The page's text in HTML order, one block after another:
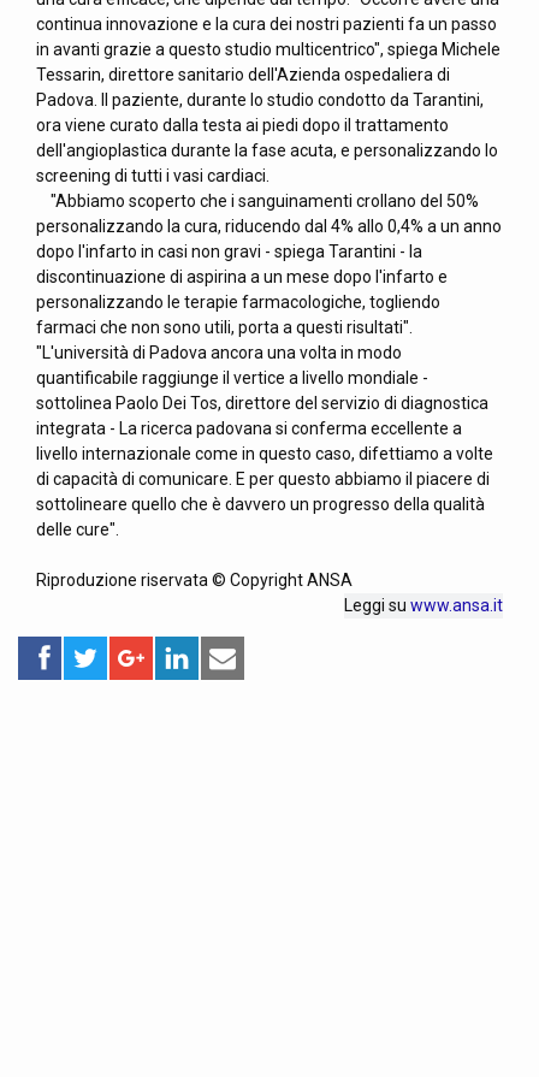
continua innovazione e la cura dei nostri pazienti fa un passo
in avanti grazie a questo studio multicentrico", spiega Michele
Tessarin, direttore sanitario dell'Azienda ospedaliera di
Padova. Il paziente, durante lo studio condotto da Tarantini,
ora viene curato dalla testa ai piedi dopo il trattamento
dell'angioplastica durante la fase acuta, e personalizzando lo
screening di tutti i vasi cardiaci.
"Abbiamo scoperto che i sanguinamenti crollano del 50%
personalizzando la cura, riducendo dal 4% allo 0,4% a un anno
dopo l'infarto in casi non gravi - spiega Tarantini - la
discontinuazione di aspirina a un mese dopo l'infarto e
personalizzando le terapie farmacologiche, togliendo
farmaci che non sono utili, porta a questi risultati".
"L'università di Padova ancora una volta in modo
quantificabile raggiunge il vertice a livello mondiale -
sottolinea Paolo Dei Tos, direttore del servizio di diagnostica
integrata - La ricerca padovana si conferma eccellente a
livello internazionale come in questo caso, difettiamo a volte
di capacità di comunicare. E per questo abbiamo il piacere di
sottolineare quello che è davvero un progresso della qualità
delle cure".
Riproduzione riservata © Copyright ANSA
Leggi su www.ansa.it